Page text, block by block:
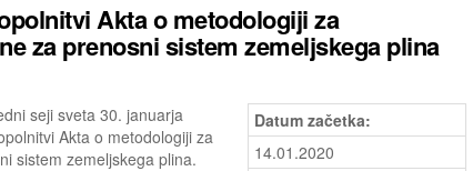
Akta o metodologiji za
za prenosni sistem zemeljskega plina
seji sveta 30. januarja
Akta o metodologiji za
sistem zemeljskega plina.
Datum začetka:
14.01.2020